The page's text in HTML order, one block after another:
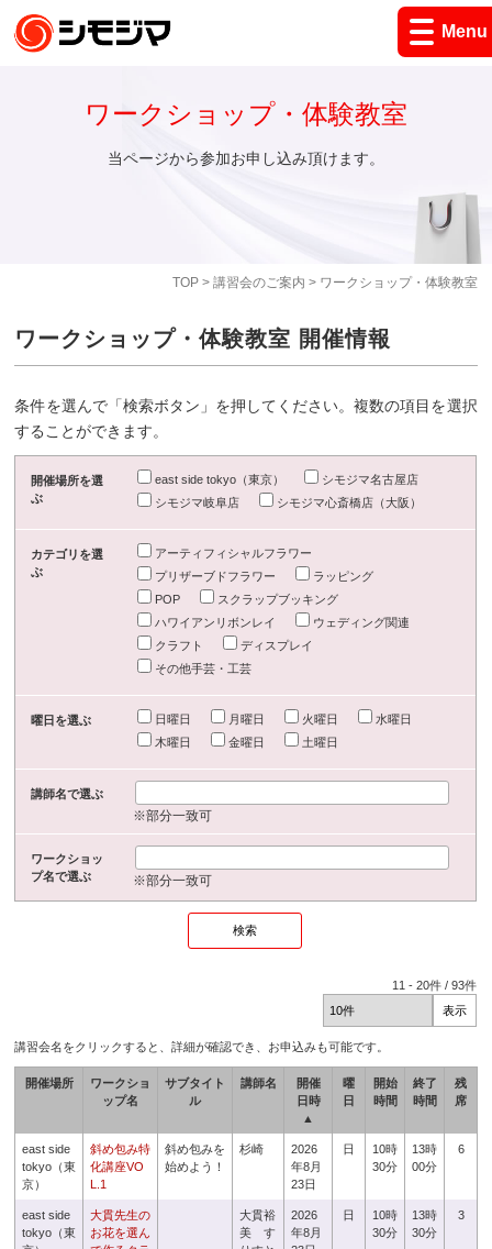
Menu
TOP> 講習会のご案内 > ワークショップ・体験教室
ワークショップ・体験教室
当ページから参加お申し込み頂けます。
ワークショップ・体験教室 開催情報
条件を選んで「検索ボタン」を押してください。複数の項目を選択
することができます。
開催場所を選
ぶ
east side tokyo（東京）
シモジマ名古屋店
シモジマ岐阜店
シモジマ心斎橋店（大阪）
カテゴリを選
ぶ
アーティフィシャルフラワー
プリザーブドフラワー
ラッピング
POP
スクラップブッキング
ハワイアンリボンレイ
ウェディング関連
クラフト
ディスプレイ
その他手芸・工芸
曜日を選ぶ 日曜日 月曜日 火曜日
水曜日
木曜日
金曜日 土曜日
講師名で選ぶ
※部分一致可
ワークショッ
プ名で選ぶ
※部分一致可
11 -20件 /93件
講習会名をクリックすると、詳細が確認でき、お申込みも可能です。
開催場所
ワークショ
ップ名
サブタイト
ル
講師名
開催
日時
▲
曜
日
開始
時間
終了
時間
残
席
east side
tokyo（東
京）
斜め包み特
化講座VO
L.1
斜め包みを
始めよう！
杉崎
2026
年8月
23日
日
10時
30分
13時
00分
6
east side
tokyo（東
大貫先生の
お花を選ん
大貫裕
美 す
2026
年8月
日
10時
30分
13時
30分
3